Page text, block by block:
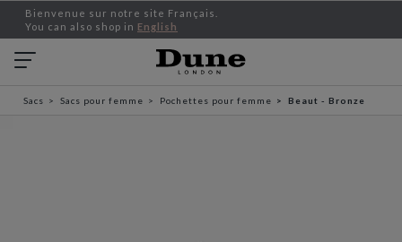
Bienvenue sur notre site Français.
You can also shop in English
Sacs Sacs pour femme Pochettes pour femme Beaut - Bronze